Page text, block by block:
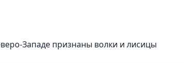
Западе признаны волки и лисицы